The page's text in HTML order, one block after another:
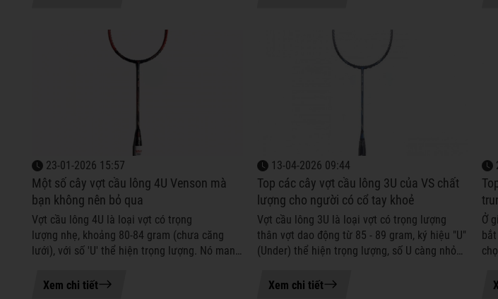
23-01-2026 15:57
Một số cây vợt cầu lông 4U Venson mà
bạn không nên bỏ qua
Vợt cầu lông 4U là loại vợt có trọng
lượng nhẹ, khoảng 80-84 gram (chưa căng
lưới), với số 'U' thể hiện trọng lượng. Nó mang
kiểm soát và phù hợp với đa số ...
Xem chi tiết
13-04-2026 09:44
Top các cây vợt cầu lông 3U của VS chất
lượng cho người có cổ tay khoẻ
Vợt cầu lông 3U là loại vợt có trọng lượng
thân vợt dao động từ 85 - 89 gram, ký hiệu "U"
(Under) thể hiện trọng lượng, số U càng nhỏ
bình, mang lại cảm giác ...
Xem chi tiết
Ở
Không hiện lại